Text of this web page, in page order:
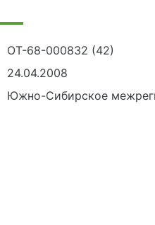
ОТ-68-000832 (42)
24.04.2008
Южно-Сибирское